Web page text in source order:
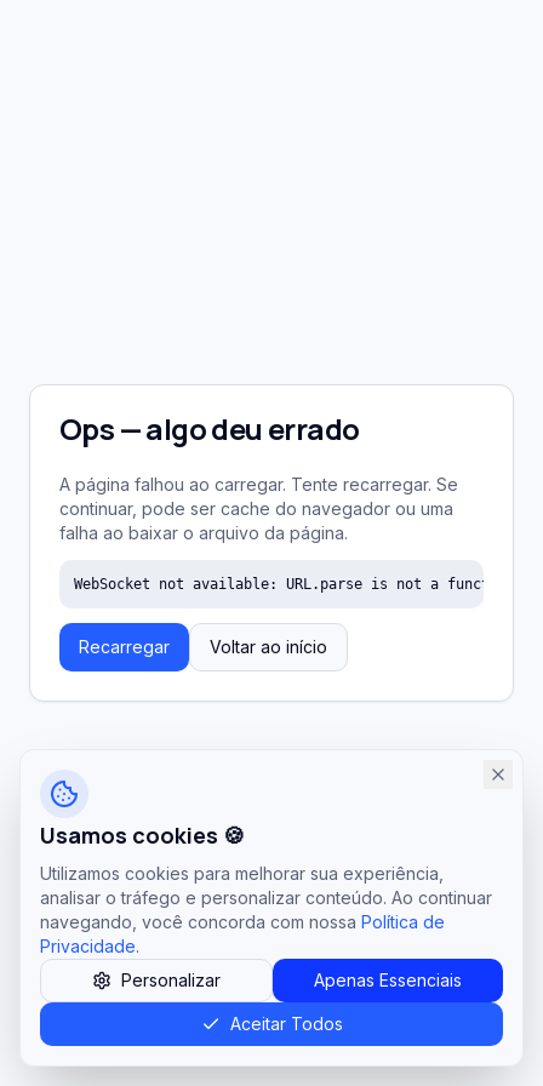
Ops — algo deu errado
A página falhou ao carregar. Tente recarregar. Se
continuar, pode ser cache do navegador ou uma
falha ao baixar o arquivo da página.
WebSocket not available: URL.parse is not a function
Recarregar Voltar ao início
Usamos cookies 🍪
Utilizamos cookies para melhorar sua experiência,
analisar o tráfego e personalizar conteúdo. Ao continuar
navegando, você concorda com nossa Política de
Privacidade.
Personalizar
Apenas Essenciais
Aceitar Todos